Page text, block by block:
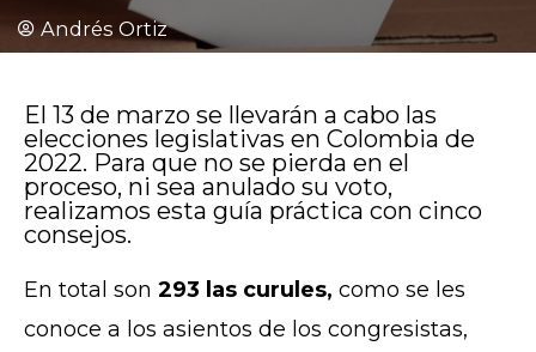
Andrés Ortiz
El 13 de marzo se llevarán a cabo las
elecciones legislativas en Colombia de
2022. Para que no se pierda en el
proceso, ni sea anulado su voto,
realizamos esta guía práctica con cinco
consejos.
En total son 293 las curules, como se les
conoce a los asientos de los congresistas,